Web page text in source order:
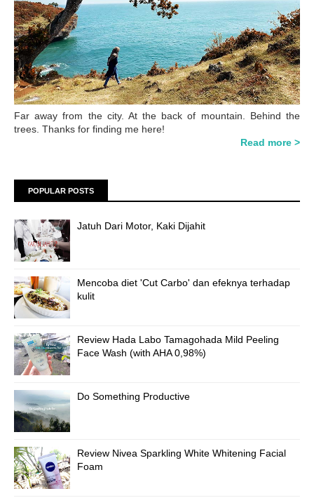
Far away from the city. At the back of mountain. Behind the
trees. Thanks for finding me here!
Read more >
POPULAR POSTS
Jatuh Dari Motor, Kaki Dijahit
Mencoba diet 'Cut Carbo' dan efeknya terhadap
kulit
Review Hada Labo Tamagohada Mild Peeling
Face Wash (with AHA 0,98%)
Do Something Productive
Review Nivea Sparkling White Whitening Facial
Foam